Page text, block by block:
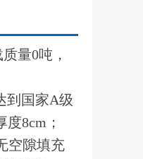
量0吨，
到国家A级
8cm；
空隙填充